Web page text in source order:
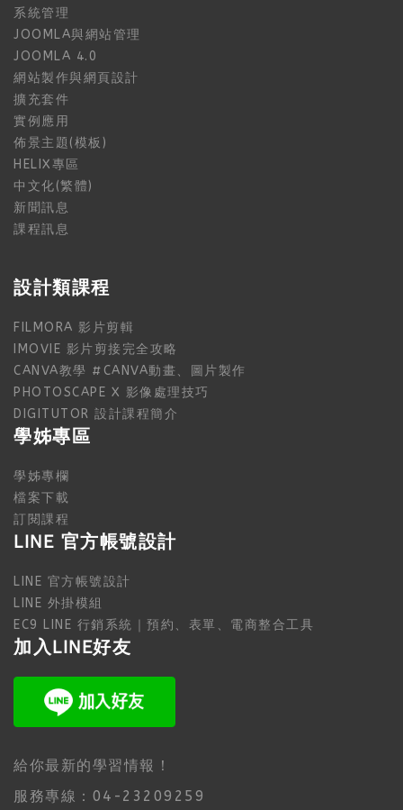
系統管理
JOOMLA與網站管理
JOOMLA 4.0
網站製作與網頁設計
擴充套件
實例應用
佈景主題(模板)
HELIX專區
中文化(繁體)
新聞訊息
課程訊息
設計類課程
FILMORA 影片剪輯
IMOVIE 影片剪接完全攻略
CANVA教學 #CANVA動畫、圖片製作
PHOTOSCAPE X 影像處理技巧
DIGITUTOR 設計課程簡介
學姊專區
學姊專欄
檔案下載
訂閱課程
LINE 官方帳號設計
LINE 官方帳號設計
LINE 外掛模組
EC9 LINE 行銷系統｜預約、表單、電商整合工具
加入LINE好友
給你最新的學習情報！
服務專線：04-23209259